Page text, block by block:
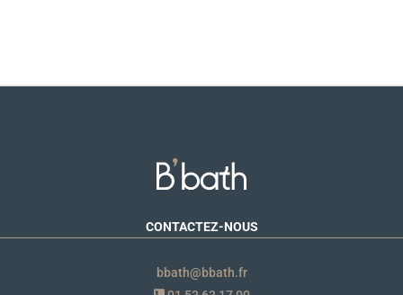
CONTACTEZ-NOUS
bbath@bbath.fr